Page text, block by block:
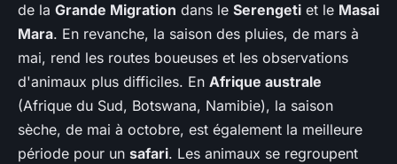
de la Grande Migration dans le Serengeti et le Masai
Mara. En revanche, la saison des pluies, de mars à
mai, rend les routes boueuses et les observations
d'animaux plus difficiles. En Afrique australe
(Afrique du Sud, Botswana, Namibie), la saison
sèche, de mai à octobre, est également la meilleure
période pour un safari. Les animaux se regroupent